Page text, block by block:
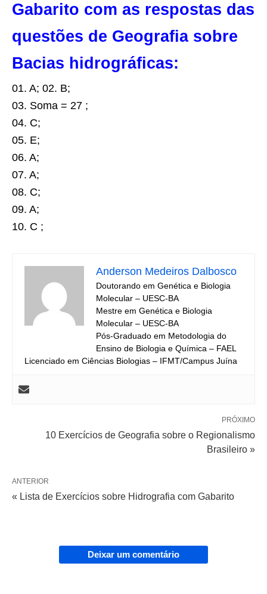
Gabarito com as respostas das
questões de Geografia sobre
Bacias hidrográficas:
01. A; 02. B;
03. Soma = 27 ;
04. C;
05. E;
06. A;
07. A;
08. C;
09. A;
10. C ;
Anderson Medeiros Dalbosco
Doutorando em Genética e Biologia
Molecular – UESC-BA
Mestre em Genética e Biologia
Molecular – UESC-BA
Pós-Graduado em Metodologia do
Ensino de Biologia e Química – FAEL
Licenciado em Ciências Biologias – IFMT/Campus Juína
PRÓXIMO
10 Exercícios de Geografia sobre o Regionalismo
Brasileiro »
ANTERIOR
« Lista de Exercícios sobre Hidrografia com Gabarito
Deixar um comentário